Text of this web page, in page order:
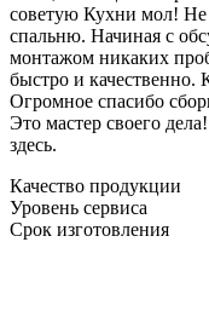
советую Кухни мол! Не
спальню. Начиная с
монтажом никаких
быстро и качественно.
Огромное спасибо
Это мастер своего
здесь.
Качество продукции
Уровень сервиса
Срок изготовления